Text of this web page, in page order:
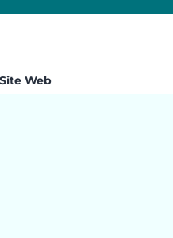
Site Web